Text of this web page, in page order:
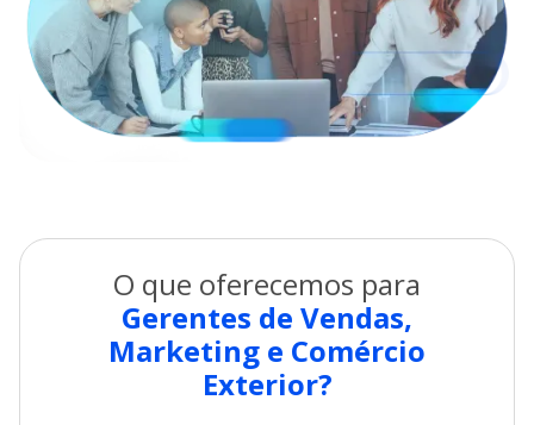
O que oferecemos para
Gerentes de Vendas,
Marketing e Comércio
Exterior?